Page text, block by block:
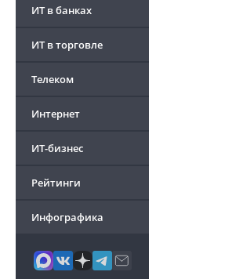
ИТ в банках
ИТ в торговле
Телеком
Интернет
ИТ-бизнес
Рейтинги
Инфографика